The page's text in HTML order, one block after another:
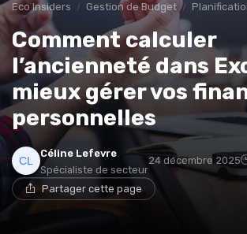
Eco Insiders Gestion de Budget
Comment calculer
l’ancienneté dans
mieux gérer vos
personnelles
Céline Lefevre
Spécialiste de secteur
24 décembre 2025
Partager cette page